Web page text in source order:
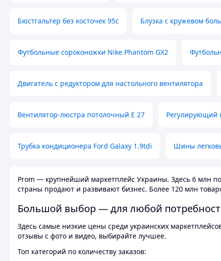
Бюстгальтер без косточек 95с Блузка с кружевом
Футбольные сороконожки Nike Phantom GX2
Двигатель с редуктором для настольного вентилятора
Вентилятор-люстра потолочный E 27 Регулирующий
Трубка кондиционера Ford Galaxy 1.9tdi Шины
Prom — крупнейший маркетплейс Украины. Здесь 6 млн
страны продают и развивают бизнес. Более 120 млн
Большой выбор — для любой
Здесь самые низкие цены среди украинских
отзывы с фото и видео, выбирайте лучшее.
Топ категорий по количеству заказов: